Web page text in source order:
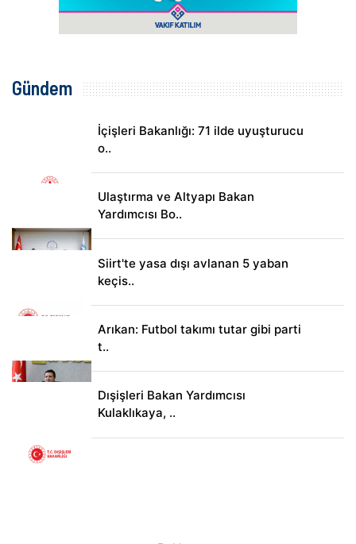
Gündem
İçişleri Bakanlığı: 71 ilde uyuşturucu
o..
Ulaştırma ve Altyapı Bakan
Yardımcısı Bo..
Siirt'te yasa dışı avlanan 5 yaban
keçis..
Arıkan: Futbol takımı tutar gibi parti
t..
Dışişleri Bakan Yardımcısı
Kulaklıkaya, ..